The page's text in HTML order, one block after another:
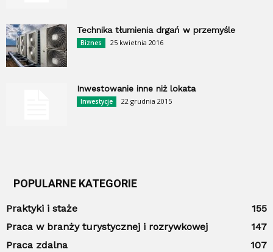
Technika tłumienia drgań w przemyśle
Biznes 25 kwietnia 2016
Inwestowanie inne niż lokata
Inwestycje 22 grudnia 2015
POPULARNE KATEGORIE
Praktyki i staże
155
Praca w branży turystycznej i rozrywkowej
147
Praca zdalna
107